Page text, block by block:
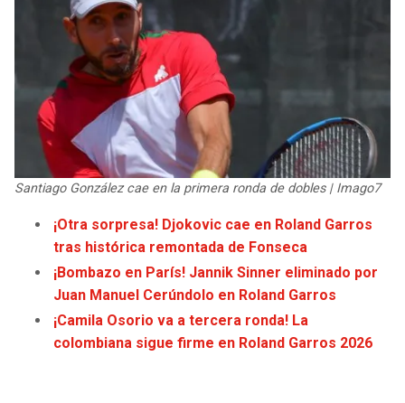
OTRAS LIGAS
BROWNS
STEELERS
TEXANS
COLTS
JAGUARS
TITANS
COWBOYS
GIANTS
HAWKS
HORNETS
HEAT
MAGIC
WIZARDS
WARRIORS
CLIPPERS
LAKERS
Santiago González cae en la primera ronda de dobles | Imago7
¡Otra sorpresa! Djokovic cae en Roland Garros
tras histórica remontada de Fonseca
¡Bombazo en París! Jannik Sinner eliminado por
Juan Manuel Cerúndolo en Roland Garros
¡Camila Osorio va a tercera ronda! La
colombiana sigue firme en Roland Garros 2026